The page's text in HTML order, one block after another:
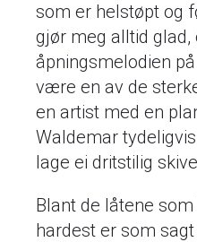
som er helstøpt og
gjør meg alltid glad,
åpningsmelodien
være en av de
en artist med en
Waldemar
lage ei dritstilig
Blant de låtene
hardest er som